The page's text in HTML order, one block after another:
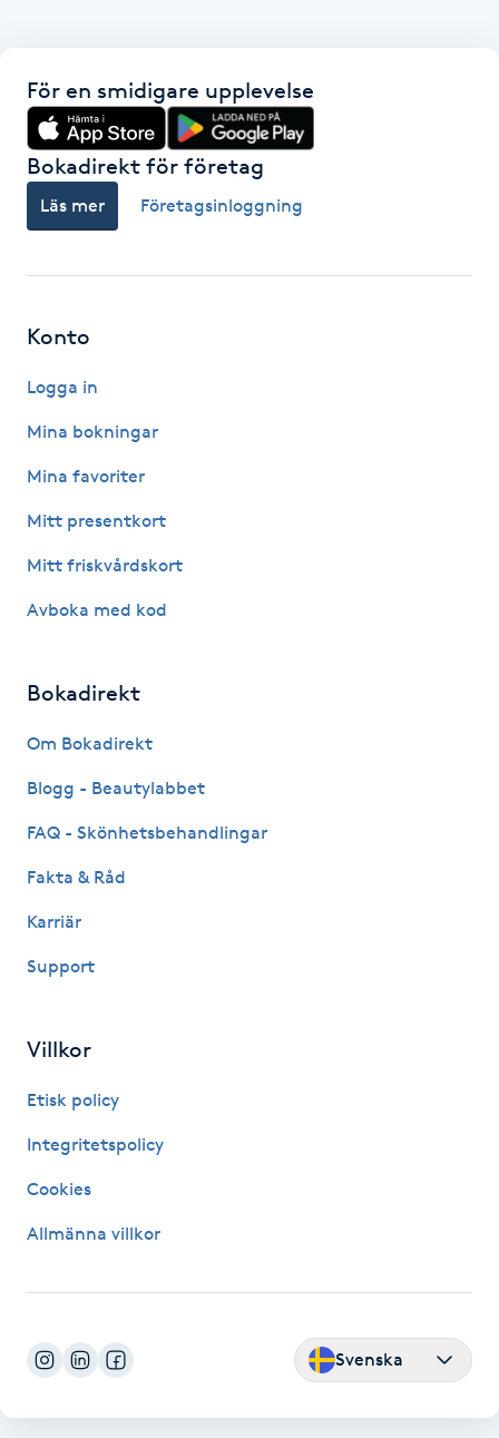
Kroppsinpackning
Kroppspeeling
Kärlbehandling
Lashlift Keratin
Liktornar
LPG
LPG-behandling
LPG-massage
Lymfmassage
Läpptatuering
M
Massage
För en smidigare upplevelse
Bokadirekt för företag
Läs mer Företagsinloggning
Konto
Logga in
Mina bokningar
Mina favoriter
Mitt presentkort
Mitt friskvårdskort
Avboka med kod
Bokadirekt
Om Bokadirekt
Blogg - Beautylabbet
FAQ - Skönhetsbehandlingar
Fakta & Råd
Karriär
Support
Villkor
Etisk policy
Integritetspolicy
Cookies
Allmänna villkor
Svenska